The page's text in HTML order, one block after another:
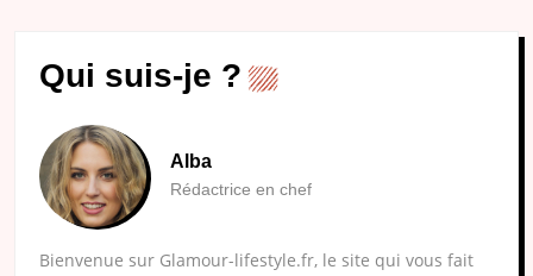
Qui suis-je ?
Alba
Rédactrice en chef
Bienvenue sur Glamour-lifestyle.fr, le site qui vous fait